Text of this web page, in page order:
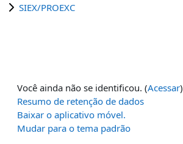
SIEX/PROEXC
Você ainda não se identificou. (Acessar)
Resumo de retenção de dados
Baixar o aplicativo móvel.
Mudar para o tema padrão